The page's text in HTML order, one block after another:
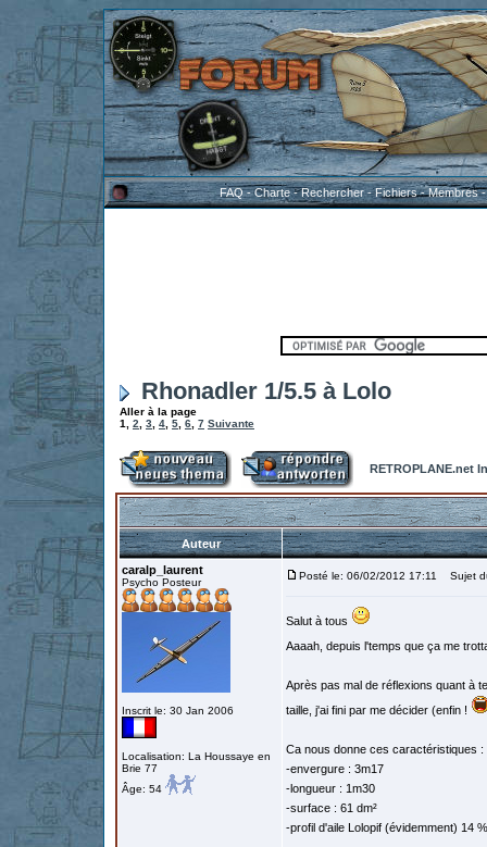
FAQ-Charte-Rechercher-Fichiers-Membres
Rhonadler 1/5.5 à Lolo
Aller à la page
1
2 3 4 5 6 7 Suivante
RETROPLANE.net
Auteur
caralp_laurent
Psycho Posteur
Inscrit le: 30 Jan 2006
Localisation: La Houssaye en
Brie 77
Âge: 54
Posté le: 06/02/2012 17:11 Sujet
Salut à tous
Aaaah, depuis l'temps que ça me
Après pas mal de réflexions quant à
taille, j'ai fini par me décider (enfin !
Ca nous donne ces caractéristiques :
-envergure : 3m17
-longueur : 1m30
-surface : 61 dm²
-profil d'aile Lolopif (évidemment) 14